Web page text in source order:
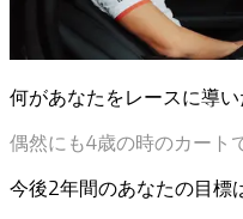
何があなたをレースに導い
偶然にも4歳の時のカート
今後2年間のあなたの目標